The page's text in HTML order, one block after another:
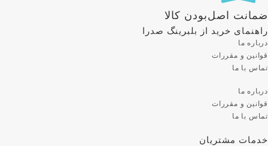
ضمانت اصل‌بودن کالا
راهنمای خرید از بلبرینگ صدرا
درباره ما
قوانین و مقررات
تماس با ما
درباره ما
قوانین و مقررات
تماس با ما
خدمات مشتریان